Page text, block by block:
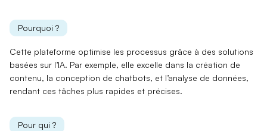
Pourquoi ?
Cette plateforme optimise les processus grâce à des solutions
basées sur l’IA. Par exemple, elle excelle dans la création de
contenu, la conception de chatbots, et l’analyse de données,
rendant ces tâches plus rapides et précises.
Pour qui ?